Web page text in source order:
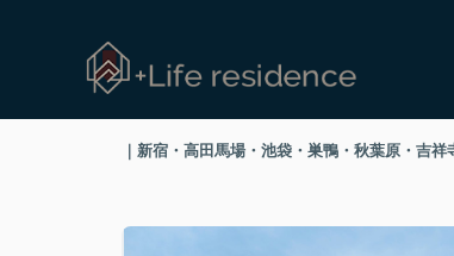
｜新宿・高田馬場・池袋・巣鴨・秋葉原・吉